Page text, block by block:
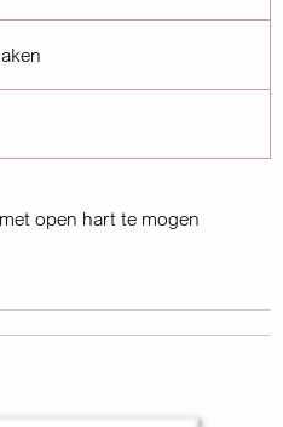
open hart te mogen